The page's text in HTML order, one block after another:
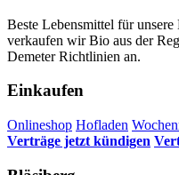
Beste Lebensmittel für
verkaufen wir Bio aus der
Demeter Richtlinien an.
Einkaufen
Onlineshop Hofladen
Verträge jetzt kündigen